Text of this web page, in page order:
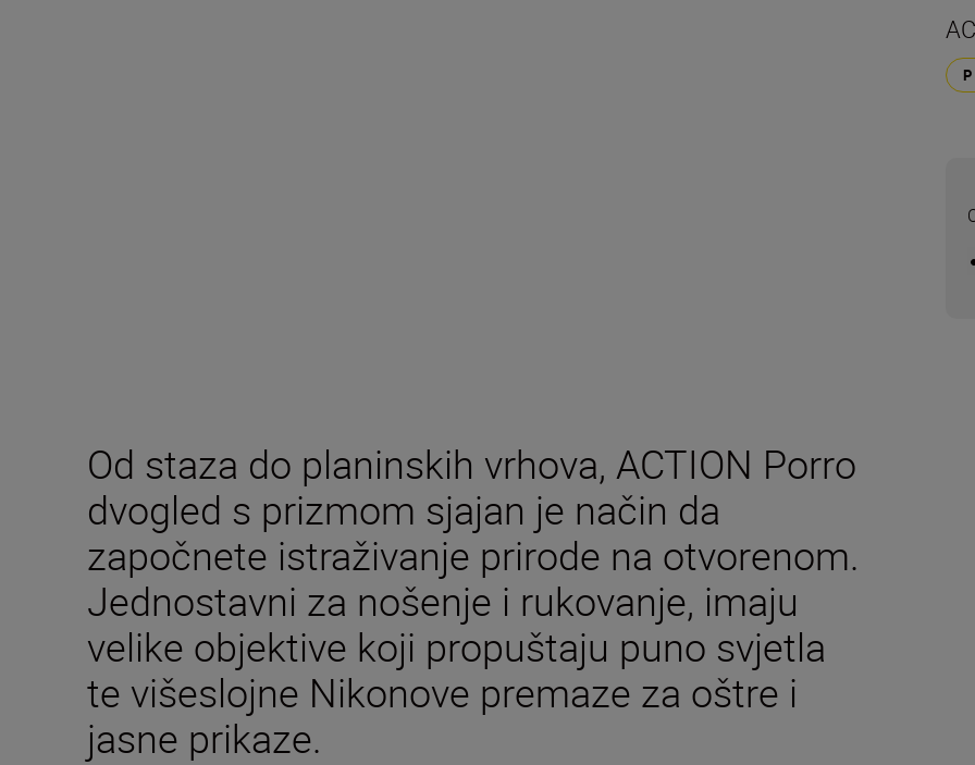
Od staza do planinskih vrhova, ACTION Porro
dvogled s prizmom sjajan je način da
započnete istraživanje prirode na otvorenom.
Jednostavni za nošenje i rukovanje, imaju
velike objektive koji propuštaju puno svjetla
te višeslojne Nikonove premaze za oštre i
jasne prikaze.